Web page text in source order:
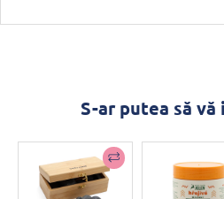
S-ar putea să